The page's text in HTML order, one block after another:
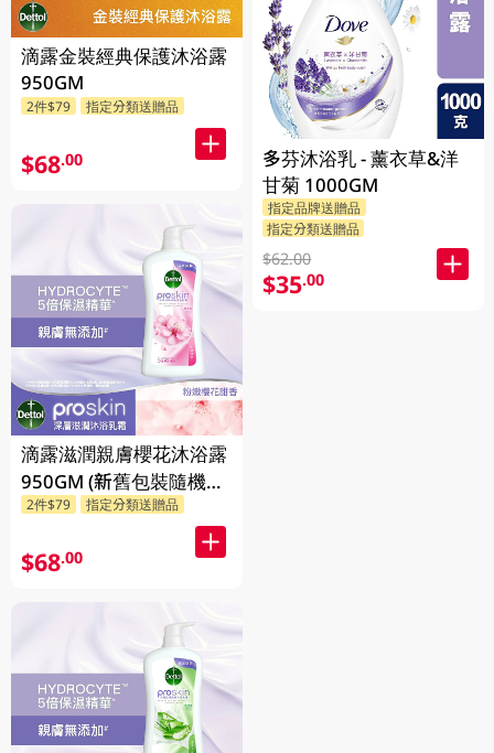
滴露金裝經典保護沐浴露
950GM
2件$79 指定分類送贈品
$68.00
滴露滋潤親膚櫻花沐浴露
950GM (新舊包裝隨機發
貨)
2件$79 指定分類送贈品
$68.00
多芬沐浴乳 - 薰衣草&洋
甘菊 1000GM
指定品牌送贈品
指定分類送贈品
$62.00
$35.00